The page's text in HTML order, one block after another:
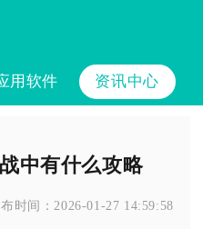
用软件 资讯中心
中有什么攻略
时间： 2026-01-27 14:59:58